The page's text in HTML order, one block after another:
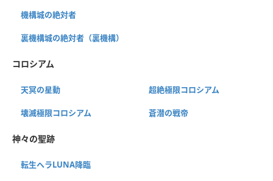
機構城の絶対者
裏機構城の絶対者（裏機構）
コロシアム
天冥の星動 超絶極限コロシアム
壊滅極限コロシアム 蒼潜の戦帝
神々の聖跡
転生ヘラLUNA降臨